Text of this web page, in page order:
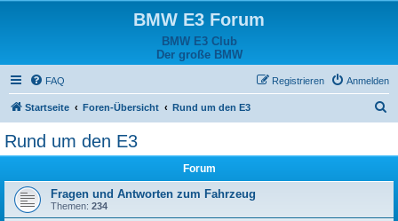
BMW E3 Forum
BMW E3 Club
Der große BMW
FAQ Anmelden
Registrieren
Startseite Foren-Übersicht Rund um den E3
Rund um den E3
Forum
Fragen und Antworten zum Fahrzeug
Themen: 234